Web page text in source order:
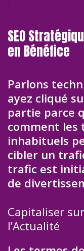
SEO
en Bénéfice
Parlons
ayez cliqué
partie parce
comment les
inhabituels
cibler un
trafic est
de
Capitaliser
l’Actualité